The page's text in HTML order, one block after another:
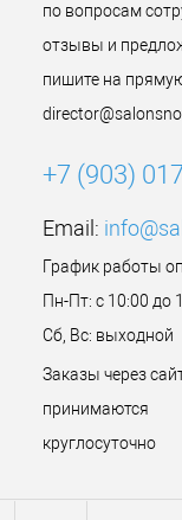
по вопросам
отзывы и
пишите на
+7 (903)
Email:
График работы
Пн-Пт: с 10:00 до
Сб, Вс: выходной
Заказы через
принимаются
круглосуточно